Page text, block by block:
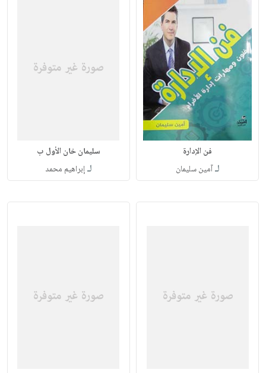
فن الإدارة
لـآمين سليمان
سليمان خان الأول ب
لـإبراهيم محمد